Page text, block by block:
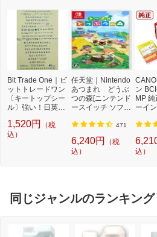
Bit Trade One｜ビ
ットトレードワン
〔キートップシー
ル〕強い！日英対
プシールセット ブ
ルー DYKTSBL
1,520円
（税
込）
任天堂｜Nintendo
あつまれ どうぶ
つの森[ニンテンド
ースイッチ ソフ
471
6,240円
（税
込）
ン
MP
ーイ
込）
同じジャンルのランキング